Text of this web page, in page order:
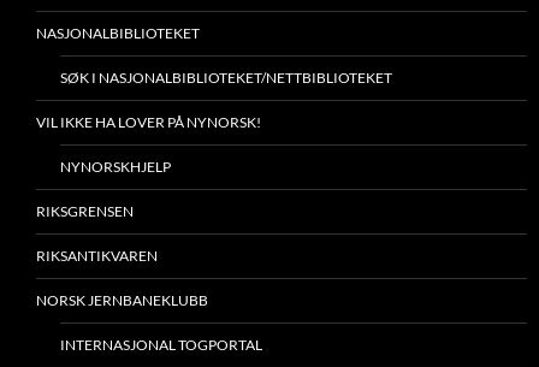
NASJONALBIBLIOTEKET
SØK I NASJONALBIBLIOTEKET/NETTBIBLIOTEKET
VIL IKKE HA LOVER PÅ NYNORSK!
NYNORSKHJELP
RIKSGRENSEN
RIKSANTIKVAREN
NORSK JERNBANEKLUBB
INTERNASJONAL TOGPORTAL